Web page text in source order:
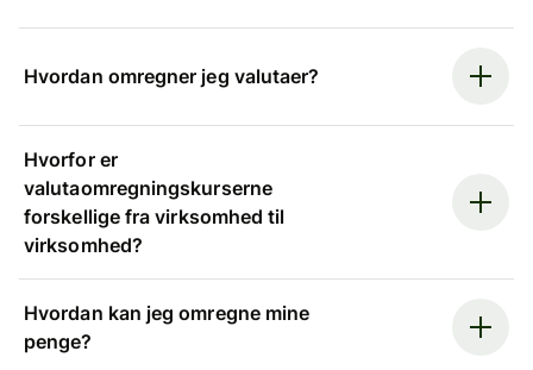
Hvordan omregner jeg valutaer?
Hvorfor er
valutaomregningskurserne
forskellige fra virksomhed til
virksomhed?
Hvordan kan jeg omregne mine
penge?